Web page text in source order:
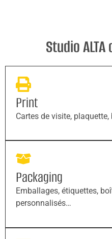
Studio
Print
Cartes de visite,
Packaging
Emballages, étiquettes,
personnalisés…